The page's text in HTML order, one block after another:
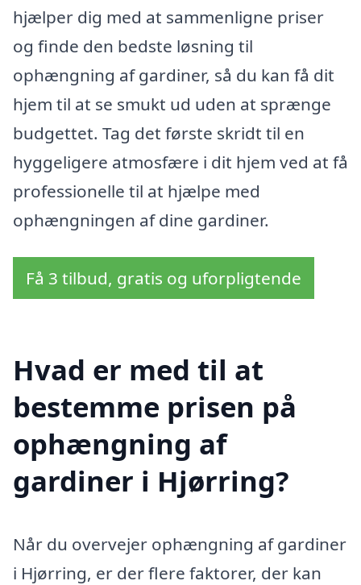
hjælper dig med at sammenligne priser
og finde den bedste løsning til
ophængning af gardiner, så du kan få dit
hjem til at se smukt ud uden at sprænge
budgettet. Tag det første skridt til en
hyggeligere atmosfære i dit hjem ved at få
professionelle til at hjælpe med
ophængningen af dine gardiner.
Få 3 tilbud, gratis og uforpligtende
Hvad er med til at
bestemme prisen på
ophængning af
gardiner i Hjørring?
Når du overvejer ophængning af gardiner
i Hjørring, er der flere faktorer, der kan